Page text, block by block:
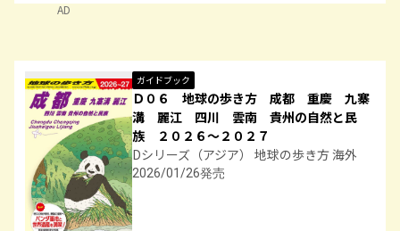
AD
ガイドブック
Ｄ０６ 地球の歩き方 成都 重慶 九寨
溝 麗江 四川 雲南 貴州の自然と民
族 ２０２６～２０２７
Dシリーズ（アジア） 地球の歩き方 海外
2026/01/26発売